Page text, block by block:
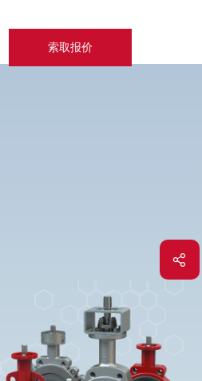
索取报价